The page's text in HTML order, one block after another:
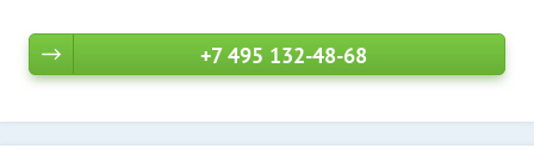
+7 495 132-48-68